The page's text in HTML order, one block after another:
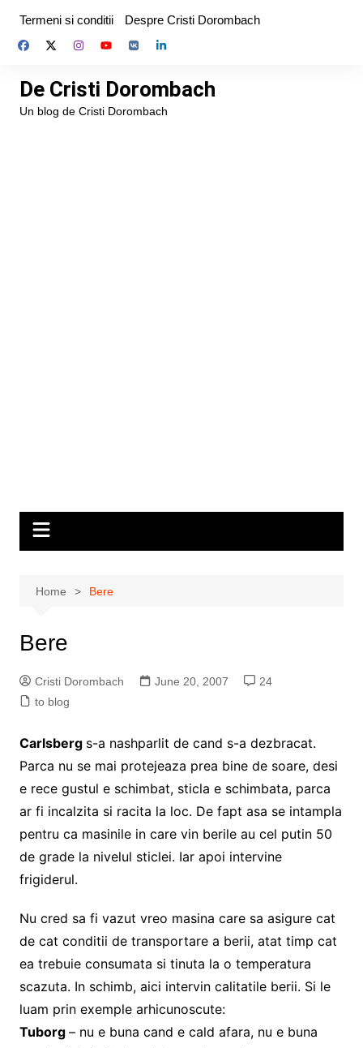
content
Termeni si conditii Despre Cristi Dorombach
De Cristi Dorombach
Un blog de Cristi Dorombach
Home Bere
Bere
Cristi Dorombach June 20, 2007
24
to blog
Carlsberg s-a nashparlit de cand s-a dezbracat.
Parca nu se mai protejeaza prea bine de soare, desi
e rece gustul e schimbat, sticla e schimbata, parca
ar fi incalzita si racita la loc. De fapt asa se intampla
pentru ca masinile in care vin berile au cel putin 50
de grade la nivelul sticlei. Iar apoi intervine
frigiderul.
Nu cred sa fi vazut vreo masina care sa asigure cat
de cat conditii de transportare a berii, atat timp cat
ea trebuie consumata si tinuta la o temperatura
scazuta. In schimb, aici intervin calitatile berii. Si le
luam prin exemple arhicunoscute:
Tuborg – nu e buna cand e cald afara, nu e buna